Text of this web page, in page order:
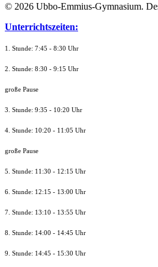
© 2026 Ubbo-Emmius-Gymnasium.
Unterrichtszeiten:
1. Stunde: 7:45 - 8:30 Uhr
2. Stunde: 8:30 - 9:15 Uhr
große Pause
3. Stunde: 9:35 - 10:20 Uhr
4. Stunde: 10:20 - 11:05 Uhr
große Pause
5. Stunde: 11:30 - 12:15 Uhr
6. Stunde: 12:15 - 13:00 Uhr
7. Stunde: 13:10 - 13:55 Uhr
8. Stunde: 14:00 - 14:45 Uhr
9. Stunde: 14:45 - 15:30 Uhr